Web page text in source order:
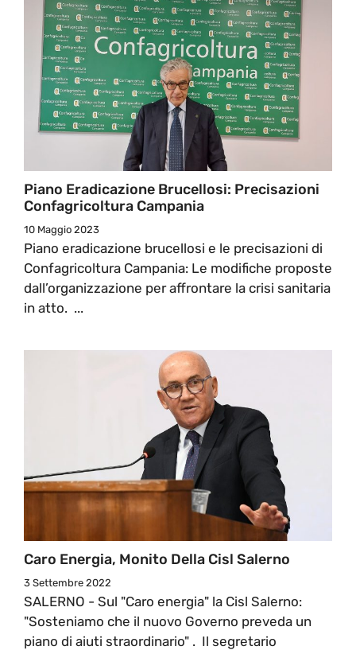
Piano Eradicazione Brucellosi: Precisazioni
Confagricoltura Campania
10 Maggio 2023
Piano eradicazione brucellosi e le precisazioni di
Confagricoltura Campania: Le modifiche proposte
dall’organizzazione per affrontare la crisi sanitaria
in atto. ...
Caro Energia, Monito Della Cisl Salerno
3 Settembre 2022
SALERNO - Sul "Caro energia" la Cisl Salerno:
"Sosteniamo che il nuovo Governo preveda un
piano di aiuti straordinario" . Il segretario